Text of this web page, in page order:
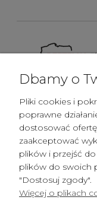
Dbamy o
Pliki cookies i
poprawne
dostosować
zaakceptować
plików i przejść
plików do swoich
"Dostosuj zgody".
Więcej o plikach